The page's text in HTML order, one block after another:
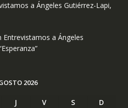
a Ángeles Gutiérrez-Lapi,
Entrevistamos a Ángeles
2026
J V S
D